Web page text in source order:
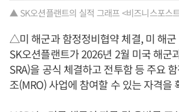
▲ SK오션플랜트의 실적 그래프 <비즈니스포스
△미 해군과 함정정비협약 체결, 미 해군
SK오션플랜트가 2026년 2월 미국 해군
SRA)을 공식 체결하고 전투함 등 주요 함
조(MRO) 사업에 참여할 수 있는 자격을